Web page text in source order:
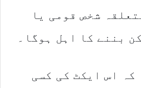
شخص قومی یا
بننے کا اہل ہوگا۔
کہ اس ایکٹ کی کسی